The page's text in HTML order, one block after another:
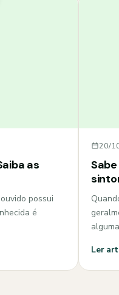
as
possui
é
20/
Ler